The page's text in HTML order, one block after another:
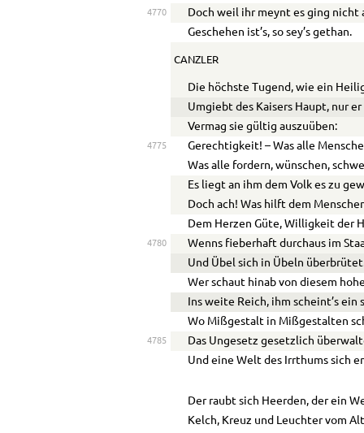
4770
Doch weil ihr meynt es ging nicht
Geschehen ist’s, so sey’s gethan.
CANZLER
Die höchste Tugend, wie ein
Umgiebt des Kaisers Haupt, nur
Vermag sie gültig auszuüben:
4775
Gerechtigkeit! – Was alle
Was alle fordern, wünschen,
Es liegt an ihm dem Volk es zu
Doch ach! Was hilft dem
Dem Herzen Güte, Willigkeit der
4780
Wenns fieberhaft durchaus im
Und Übel sich in Übeln
Wer schaut hinab von diesem
Ins weite Reich, ihm scheint’s ein
Wo Mißgestalt in Mißgestalten
4785
Das Ungesetz gesetzlich
Und eine Welt des Irrthums sich
Der raubt sich Heerden, der ein
Kelch, Kreuz und Leuchter vom